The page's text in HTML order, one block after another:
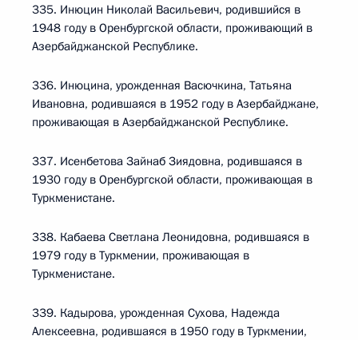
335. Инюцин Николай Васильевич, родившийся в
1948 году в Оренбургской области, проживающий в
Азербайджанской Республике.
336. Инюцина, урожденная Васючкина, Татьяна
Ивановна, родившаяся в 1952 году в Азербайджане,
проживающая в Азербайджанской Республике.
337. Исенбетова Зайнаб Зиядовна, родившаяся в
1930 году в Оренбургской области, проживающая в
Туркменистане.
338. Кабаева Светлана Леонидовна, родившаяся в
1979 году в Туркмении, проживающая в
Туркменистане.
339. Кадырова, урожденная Сухова, Надежда
Алексеевна, родившаяся в 1950 году в Туркмении,